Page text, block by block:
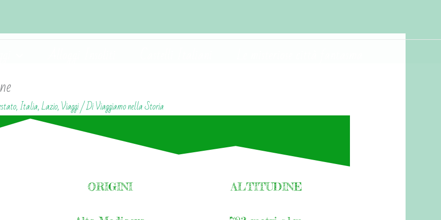
,Italia,Lazio,Viaggi/ DiViaggiamo nella Storia
ORIGINI ALTITUDINE